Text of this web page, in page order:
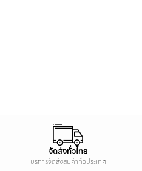
จัดส่งทั่วไทย
บริการจัดส่งสินค้าทั่วประเทศ